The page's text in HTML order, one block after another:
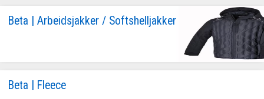
Beta | Arbeidsjakker / Softshelljakker
Beta | Fleece